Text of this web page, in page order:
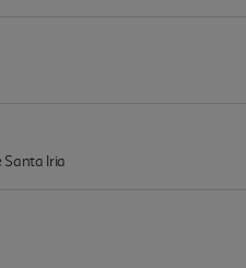
Santa Iria